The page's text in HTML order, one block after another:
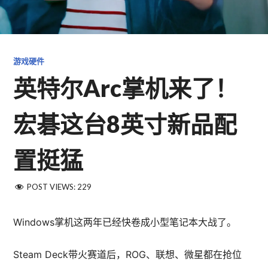
游戏硬件
英特尔Arc掌机来了！
宏碁这台8英寸新品配
置挺猛
POST VIEWS: 229
Windows掌机这两年已经快卷成小型笔记本大战了。
Steam Deck带火赛道后，ROG、联想、微星都在抢位